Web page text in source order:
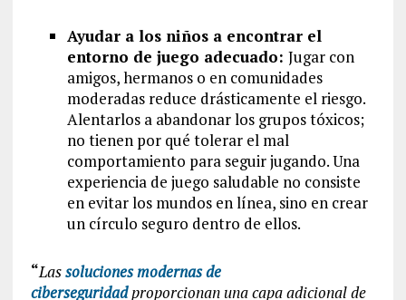
Ayudar a los niños a encontrar el
entorno de juego adecuado: Jugar con
amigos, hermanos o en comunidades
moderadas reduce drásticamente el riesgo.
Alentarlos a abandonar los grupos tóxicos;
no tienen por qué tolerar el mal
comportamiento para seguir jugando. Una
experiencia de juego saludable no consiste
en evitar los mundos en línea, sino en crear
un círculo seguro dentro de ellos.
“Lassoluciones modernas de
ciberseguridadproporcionan una capa adicional de